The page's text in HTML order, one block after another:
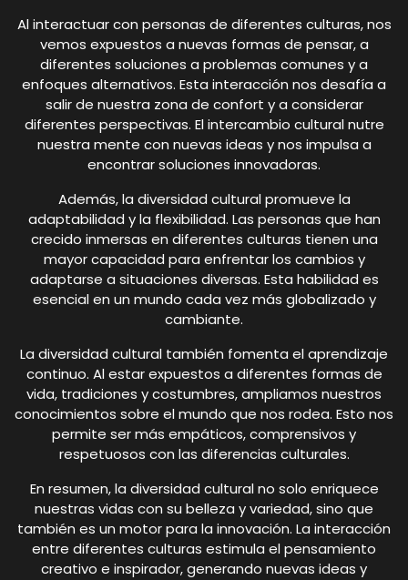
Al interactuar con personas de diferentes culturas, nos
vemos expuestos a nuevas formas de pensar, a
diferentes soluciones a problemas comunes y a
enfoques alternativos. Esta interacción nos desafía a
salir de nuestra zona de confort y a considerar
diferentes perspectivas. El intercambio cultural nutre
nuestra mente con nuevas ideas y nos impulsa a
encontrar soluciones innovadoras.
Además, la diversidad cultural promueve la
adaptabilidad y la flexibilidad. Las personas que han
crecido inmersas en diferentes culturas tienen una
mayor capacidad para enfrentar los cambios y
adaptarse a situaciones diversas. Esta habilidad es
esencial en un mundo cada vez más globalizado y
cambiante.
La diversidad cultural también fomenta el aprendizaje
continuo. Al estar expuestos a diferentes formas de
vida, tradiciones y costumbres, ampliamos nuestros
conocimientos sobre el mundo que nos rodea. Esto nos
permite ser más empáticos, comprensivos y
respetuosos con las diferencias culturales.
En resumen, la diversidad cultural no solo enriquece
nuestras vidas con su belleza y variedad, sino que
también es un motor para la innovación. La interacción
entre diferentes culturas estimula el pensamiento
creativo e inspirador, generando nuevas ideas y